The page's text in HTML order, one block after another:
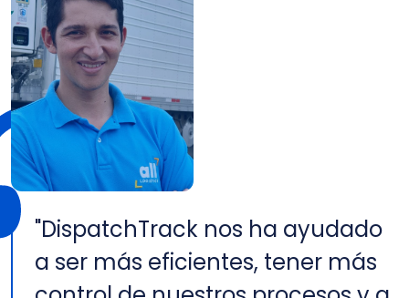
"DispatchTrack nos ha ayudado
a ser más eficientes, tener más